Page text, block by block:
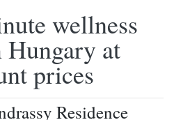
wellness
at
prices
Residence